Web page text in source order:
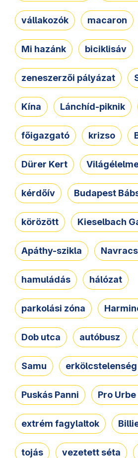
vállakozók macaron
Mi hazánk biciklisáv
zeneszerzői pályázat
Kína Lánchíd-piknik
főigazgató krizso
Dürer Kert
kérdőív Budapest
körözött Kieselbach
Apáthy-szikla
hamuládás hálózat
parkolási zóna
Dob utca autóbusz
Samu erkölcstelenség
Puskás Panni Pro
extrém fagylaltok
tojás vezetett séta